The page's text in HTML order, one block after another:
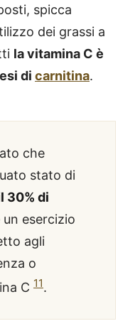
spicca
dei grassi a
la vitamina C è
di carnitina.
che
stato di
30% di
esercizio
agli
o
C 11.